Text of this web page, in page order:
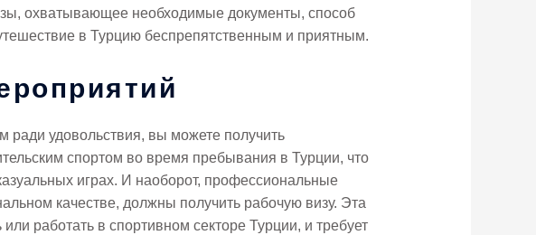
охватывающее необходимые документы, способ
в Турцию беспрепятственным и приятным.
ради удовольствия, вы можете получить
спортом во время пребывания в Турции, что
играх. И наоборот, профессиональные
качестве, должны получить рабочую визу. Эта
работать в спортивном секторе Турции, и требует